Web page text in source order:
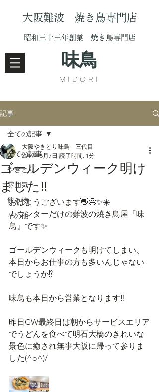
大阪難波 焼き鳥専門店
昭和三十三年創業 焼き鳥専門店
味鳥
MIDORI
記事
全ての記事
やきとり
雰囲気
飲み物
その他
全ての記事
ゴールデンウィーク明け
ました‼️
大阪やきとり味鳥 三代目
2019年5月7日 読了時間: 1分
おはようございます👋😆✨☀️
カウンターだけの難波の焼き鳥屋『味
鳥』です✨
ゴールデンウィークも明けてしまい、
本日からお仕事の方も多いんじゃない
でしょうか⁉️
味鳥も本日から営業となります‼️
昨日GW最終日は朝からサービスエリア
でうどんを食べて明石大橋のきれいな
景色に癒され無事大阪に帰って参りま
した(^o^)/